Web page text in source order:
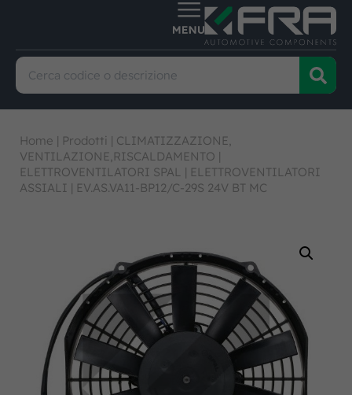
Home | Prodotti | CLIMATIZZAZIONE,
VENTILAZIONE,RISCALDAMENTO |
ELETTROVENTILATORI SPAL | ELETTROVENTILATORI
ASSIALI | EV.AS.VA11-BP12/C-29S 24V BT MC